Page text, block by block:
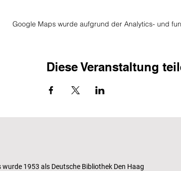
Google Maps wurde aufgrund der Analytics- und
Diese Veranstaltung
1953 als Deutsche Bibliothek Den Haag